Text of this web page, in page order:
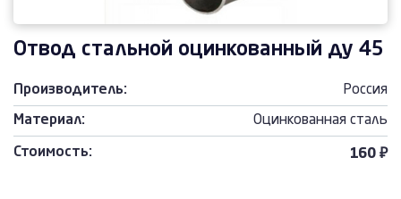
Отвод стальной оцинкованный ду 45
Производитель: Россия
Материал: Оцинкованная сталь
Стоимость: 160 ₽